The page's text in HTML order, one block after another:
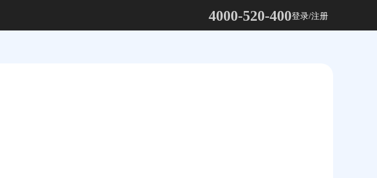
4000-520-400登录/注册